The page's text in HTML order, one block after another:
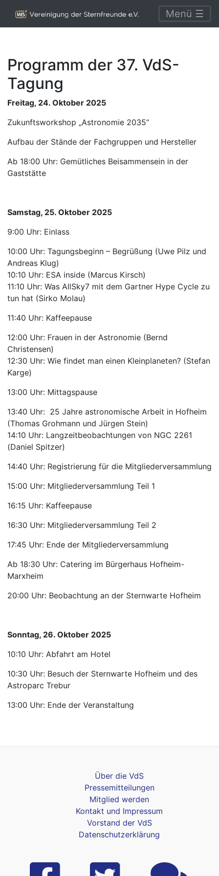
Menü ☰
Programm der 37. VdS-
Tagung
Freitag, 24. Oktober 2025
Zukunftsworkshop „Astronomie 2035“
Aufbau der Stände der Fachgruppen und Hersteller
Ab 18:00 Uhr: Gemütliches Beisammensein in der
Gaststätte
Samstag, 25. Oktober 2025
9:00 Uhr: Einlass
10:00 Uhr: Tagungsbeginn – Begrüßung (Uwe Pilz und
Andreas Klug)
10:10 Uhr: ESA inside (Marcus Kirsch)
11:10 Uhr: Was AllSky7 mit dem Gartner Hype Cycle zu
tun hat (Sirko Molau)
11:40 Uhr: Kaffeepause
12:00 Uhr: Frauen in der Astronomie (Bernd
Christensen)
12:30 Uhr: Wie findet man einen Kleinplaneten? (Stefan
Karge)
13:00 Uhr: Mittagspause
13:40 Uhr: 25 Jahre astronomische Arbeit in Hofheim
(Thomas Grohmann und Jürgen Stein)
14:10 Uhr: Langzeitbeobachtungen von NGC 2261
(Daniel Spitzer)
14:40 Uhr: Registrierung für die Mitgliederversammlung
15:00 Uhr: Mitgliederversammlung Teil 1
16:15 Uhr: Kaffeepause
16:30 Uhr: Mitgliederversammlung Teil 2
17:45 Uhr: Ende der Mitgliederversammlung
Ab 18:30 Uhr: Catering im Bürgerhaus Hofheim-
Marxheim
20:00 Uhr: Beobachtung an der Sternwarte Hofheim
Sonntag, 26. Oktober 2025
10:10 Uhr: Abfahrt am Hotel
10:30 Uhr: Besuch der Sternwarte Hofheim und des
Astroparc Trebur
13:00 Uhr: Ende der Veranstaltung
Über die VdS
Pressemitteilungen
Mitglied werden
Kontakt und Impressum
Vorstand der VdS
Datenschutzerklärung